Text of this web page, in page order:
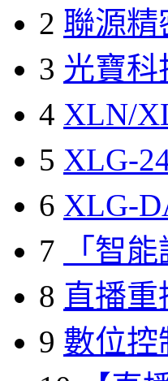
2 聯源精
3 光寶科
4 XLN/
5 XLG-
6 XLG-
7
「智
8 直播重
9 數位控